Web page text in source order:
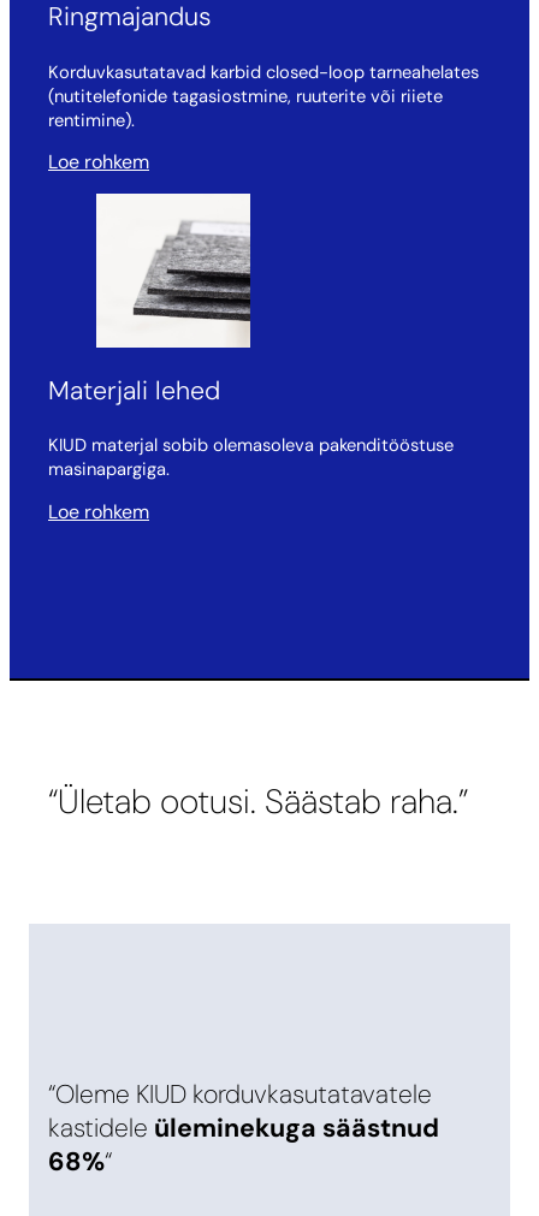
Ringmajandus
Korduvkasutatavad karbid closed-loop tarneahelates
(nutitelefonide tagasiostmine, ruuterite või riiete
rentimine).
Loe rohkem
Materjali lehed
KIUD materjal sobib olemasoleva pakenditööstuse
masinapargiga.
Loe rohkem
“Ületab ootusi. Säästab raha.”
“Oleme KIUD korduvkasutatavatele
kastidele üleminekuga säästnud
68%“